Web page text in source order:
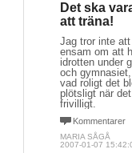
Det ska
att träna!
Jag tror inte
ensam om att
idrotten under
och
vad roligt det
plötsligt när
frivilligt.
Kommentarer
MARIA SÅGÅ
2007-01-07